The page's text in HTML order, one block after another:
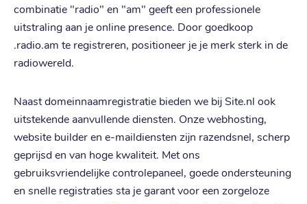
combinatie "radio" en "am" geeft een professionele
uitstraling aan je online presence. Door goedkoop
.radio.am te registreren, positioneer je je merk sterk in de
radiowereld.
Naast domeinnaamregistratie bieden we bij Site.nl ook
uitstekende aanvullende diensten. Onze webhosting,
website builder en e-maildiensten zijn razendsnel, scherp
geprijsd en van hoge kwaliteit. Met ons
gebruiksvriendelijke controlepaneel, goede ondersteuning
en snelle registraties sta je garant voor een zorgeloze